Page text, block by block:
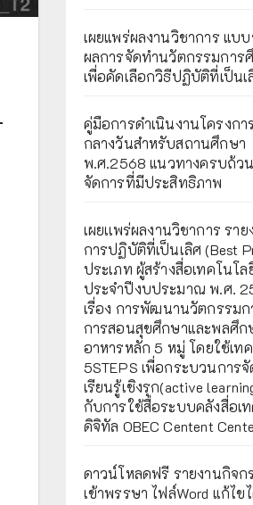
เผยแพร่ผลงานวิชาการ แบ
ผลการจัดทำนวัตกรรมการ
เพื่อคัดเลือกวิธีปฏิบัติที่เป็นเ
คู่มือการดำเนินงานโครงกา
กลางวันสำหรับสถานศึกษา
พ.ศ.2568 แนวทางครบถ้ว
จัดการที่มีประสิทธิภาพ
เผยเเพร่ผลงานวิชาการ รา
การปฏิบัติที่เป็นเลิศ (Best
ประเภท ผู้สร้างสื่อเทคโนโ
ประจำปีงบประมาณ พ.ศ.
เรื่อง การพัฒนานวัตกรรมก
การสอนสุขศึกษาและพลศึก
อาหารหลัก 5 หมู่ โดยใช้เท
5STEPS เพื่อกระบวนการ
เรียนรู้เชิงรุก(active
กับการใช้สื่อระบบคลังสื่อเ
ดิจิทัล OBEC Centent
ดาวน์โหลดฟรี รายงานกิจก
เข้าพรรษา ไฟล์Word แก้ไข